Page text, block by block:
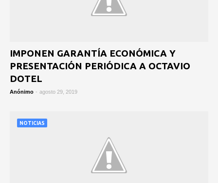
IMPONEN GARANTÍA ECONÓMICA Y
PRESENTACIÓN PERIÓDICA A OCTAVIO
DOTEL
Anónimo - agosto 29, 2019
NOTICIAS